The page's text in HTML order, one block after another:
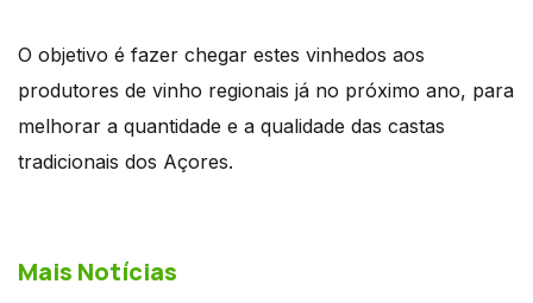
O objetivo é fazer chegar estes vinhedos aos
produtores de vinho regionais já no próximo ano, para
melhorar a quantidade e a qualidade das castas
tradicionais dos Açores.
Mais Notícias